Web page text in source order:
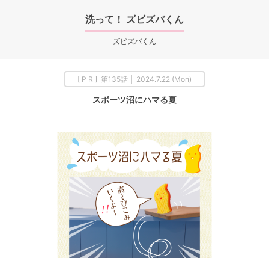
洗って！ ズビズバくん
ズビズバくん
[ P R ] 第135話 │ 2024.7.22 (Mon)
スポーツ沼にハマる夏